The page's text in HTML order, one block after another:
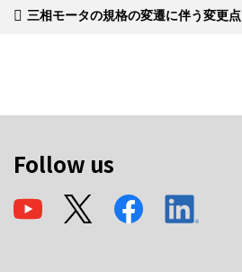
三相モータの規格の変遷に伴う変更
Follow us